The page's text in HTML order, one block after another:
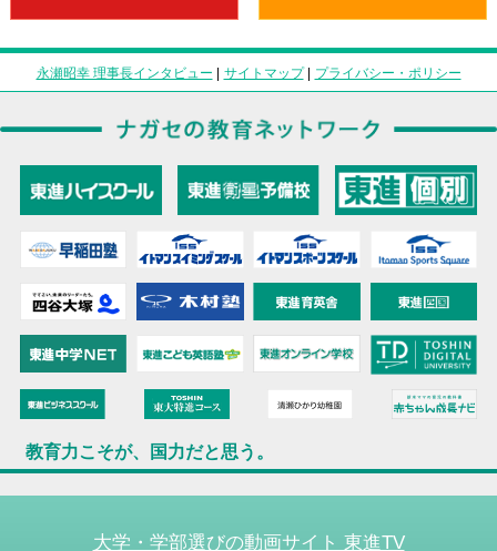
永瀬昭幸 理事長インタビュー | サイトマップ| プライバシー・ポリシー
教育力こそが、国力だと思う。
大学・学部選びの動画サイト 東進TV